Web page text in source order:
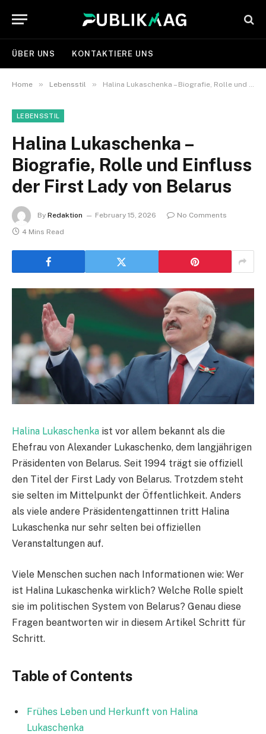
ÜBER UNS KONTAKTIERE UNS
Home » Lebensstil » Halina Lukaschenka – Biografie, Rolle und Einfluss der First Lady von Belarus
LEBENSSTIL
Halina Lukaschenka –
Biografie, Rolle und Einfluss
der First Lady von Belarus
By Redaktion February 15, 2026
No Comments
4 Mins Read
Halina Lukaschenka ist vor allem bekannt als die
Ehefrau von Alexander Lukaschenko, dem langjährigen
Präsidenten von Belarus. Seit 1994 trägt sie offiziell
den Titel der First Lady von Belarus. Trotzdem steht
sie selten im Mittelpunkt der Öffentlichkeit. Anders
als viele andere Präsidentengattinnen tritt Halina
Lukaschenka nur sehr selten bei offiziellen
Veranstaltungen auf.
Viele Menschen suchen nach Informationen wie: Wer
ist Halina Lukaschenka wirklich? Welche Rolle spielt
sie im politischen System von Belarus? Genau diese
Fragen beantworten wir in diesem Artikel Schritt für
Schritt.
Table of Contents
Frühes Leben und Herkunft von Halina
Lukaschenka